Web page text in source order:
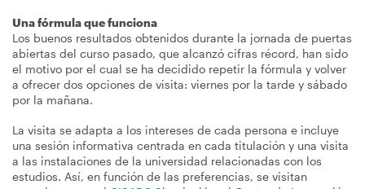
Una fórmula que funciona
Los buenos resultados obtenidos durante la jornada de puertas
abiertas del curso pasado, que alcanzó cifras récord, han sido
el motivo por el cual se ha decidido repetir la fórmula y volver
a ofrecer dos opciones de visita: viernes por la tarde y sábado
por la mañana.
La visita se adapta a los intereses de cada persona e incluye
una sesión informativa centrada en cada titulación y una visita
a las instalaciones de la universidad relacionadas con los
estudios. Así, en función de las preferencias, se visitan